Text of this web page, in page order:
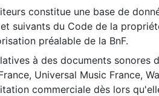
constitue une base de
suivants du Code de la
préalable de la BnF.
à des documents sonores
Universal Music France,
commerciale dès lors